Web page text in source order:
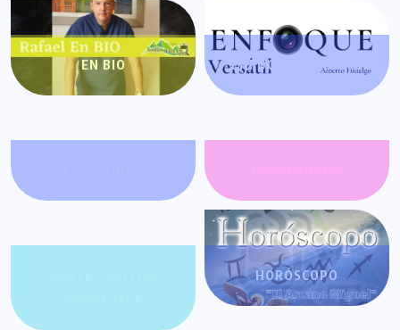
EN BIO ENFOQUE VERSÁTIL
HORÓSCOPO